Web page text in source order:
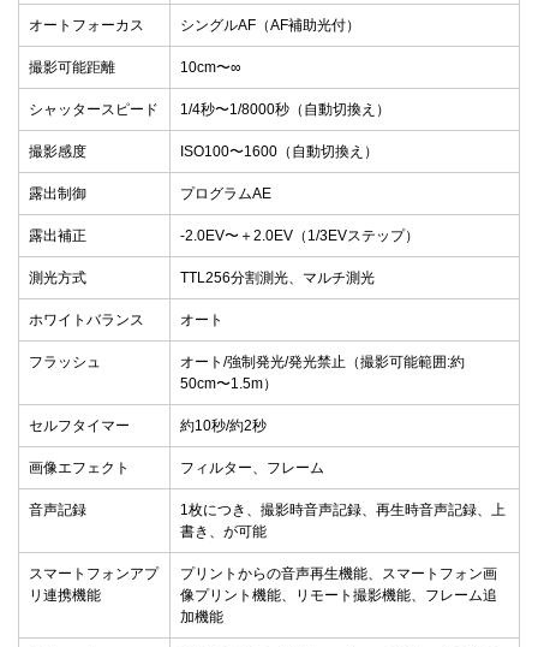
オートフォーカス シングルAF（AF補助光付）
撮影可能距離 10cm〜∞
シャッタースピード 1/4秒〜1/8000秒（自動切換え）
撮影感度 ISO100〜1600（自動切換え）
露出制御 プログラムAE
露出補正 -2.0EV〜＋2.0EV（1/3EVステップ）
測光方式 TTL256分割測光、マルチ測光
ホワイトバランス オート
フラッシュ
オート/強制発光/発光禁止（撮影可能範囲:約
50cm〜1.5m）
セルフタイマー 約10秒/約2秒
画像エフェクト フィルター、フレーム
音声記録
1枚につき、撮影時音声記録、再生時音声記録、上
書き、が可能
スマートフォンアプ
リ連携機能
プリントからの音声再生機能、スマートフォン画
像プリント機能、リモート撮影機能、フレーム追
加機能